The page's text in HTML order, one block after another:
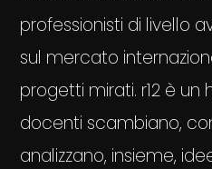
professionisti di livello
sul mercato
progetti mirati. r12 è un
docenti scambiano,
analizzano, insieme,